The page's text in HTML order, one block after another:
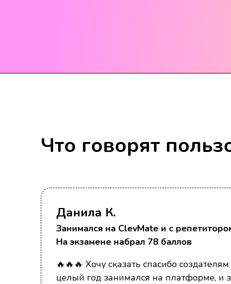
Что говорят
Данила К.
Занимался на ClevMate и с
На экзамене набрал 78 баллов
🔥🔥🔥 Хочу сказать спасибо
целый год занимался на платформе, и